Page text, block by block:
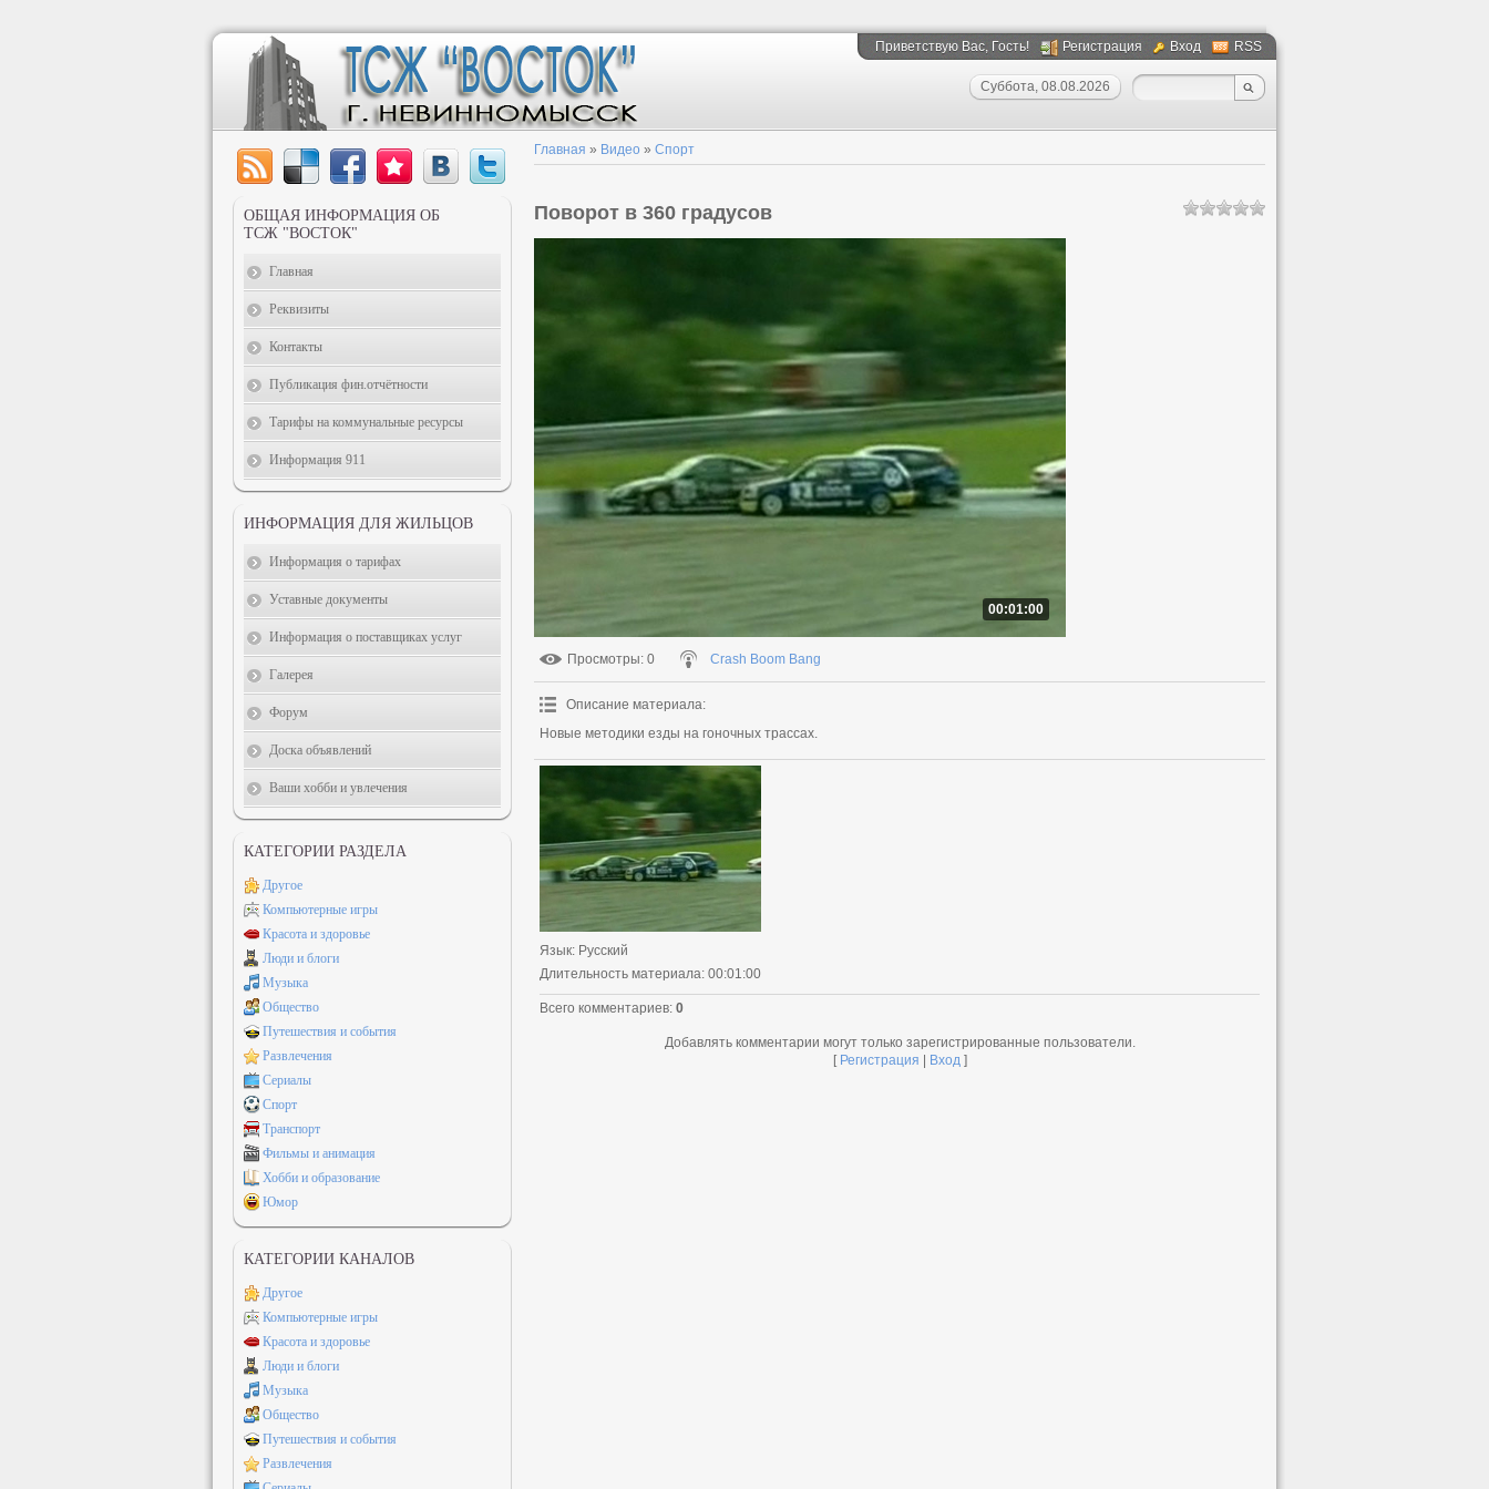
Приветствую Вас, Гость! Регистрация Вход RSS
Суббота, 08.08.2026
Главная » Видео » Спорт
Поворот в 360 градусов
00:01:00
Просмотры: 0 Crash Boom Bang
Описание материала:
Новые методики езды на гоночных трассах.
Язык: Русский
Длительность материала: 00:01:00
Всего комментариев: 0
Добавлять комментарии могут только зарегистрированные пользователи.
[ Регистрация Вход]
ОБЩАЯ ИНФОРМАЦИЯ ОБ
ТСЖ "ВОСТОК"
Главная
Реквизиты
Контакты
Публикация фин.отчётности
Тарифы на коммунальные ресурсы
Информация 911
ИНФОРМАЦИЯ ДЛЯ ЖИЛЬЦОВ
Информация о тарифах
Уставные документы
Информация о поставщиках услуг
Галерея
Форум
Доска объявлений
Ваши хобби и увлечения
КАТЕГОРИИ РАЗДЕЛА
Другое
Компьютерные игры
Красота и здоровье
Люди и блоги
Музыка
Общество
Путешествия и события
Развлечения
Сериалы
Спорт
Транспорт
Фильмы и анимация
Хобби и образование
Юмор
КАТЕГОРИИ КАНАЛОВ
Другое
Компьютерные игры
Красота и здоровье
Люди и блоги
Музыка
Общество
Путешествия и события
Развлечения